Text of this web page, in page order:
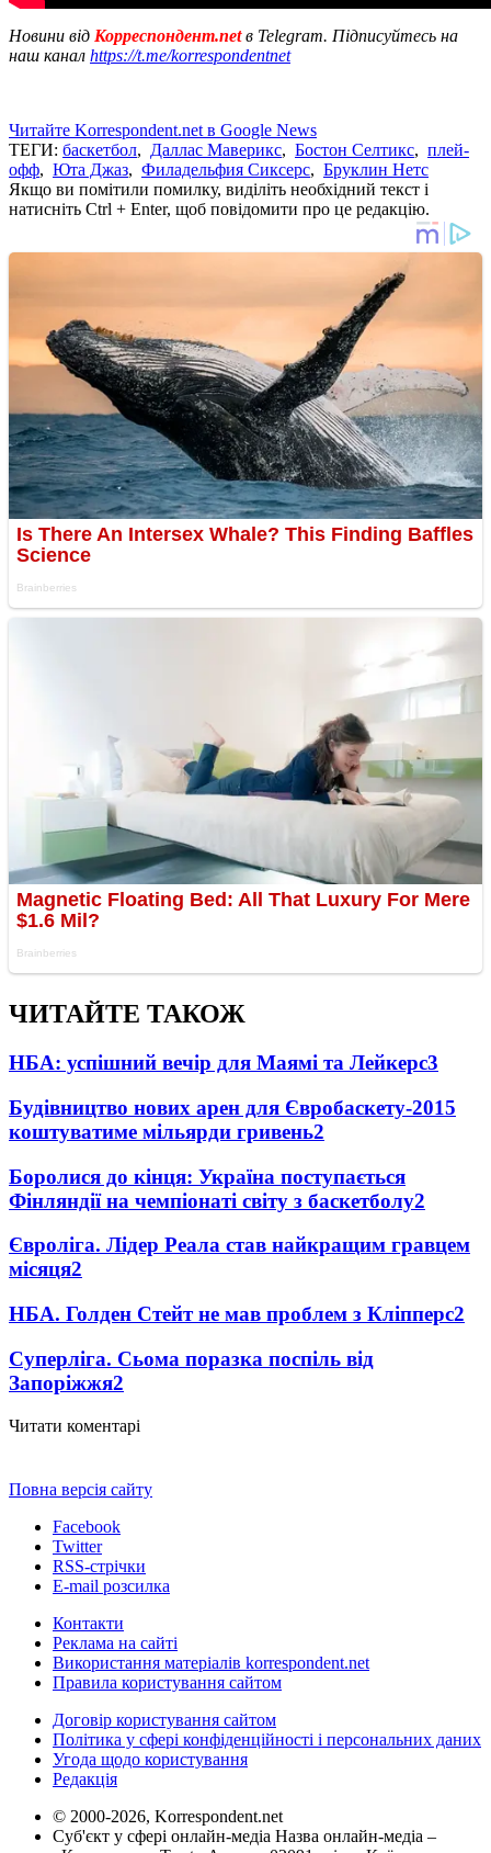
Новини від Корреспондент.netв Telegram. Підписуйтесь на
наш канал https://t.me/korrespondentnet
Читайте Korrespondent.net в Google News
ТЕГИ: баскетбол, Даллас Маверикс, Бостон Селтикс, плей-
офф, Юта Джаз, Филадельфия Сиксерс, Бруклин Нетс
Якщо ви помітили помилку, виділіть необхідний текст і
натисніть Ctrl + Enter, щоб повідомити про це редакцію.
ЧИТАЙТЕ ТАКОЖ
НБА: успішний вечір для Маямі та Лейкерс3
Будівництво нових арен для Євробаскету-2015
коштуватиме мільярди гривень2
Боролися до кінця: Україна поступається
Фінляндії на чемпіонаті світу з баскетболу2
Євроліга. Лідер Реала став найкращим гравцем
місяця2
НБА. Голден Стейт не мав проблем з Кліпперс2
Суперліга. Сьома поразка поспіль від
Запоріжжя2
Читати коментарі
Повна версія сайту
Facebook
Twitter
RSS-стрічки
E-mail розсилка
Контакти
Реклама на сайті
Використання матеріалів korrespondent.net
Правила користування сайтом
Договір користування сайтом
Політика у сфері конфіденційності і персональних даних
Угода щодо користування
Редакція
© 2000-2026, Korrespondent.net
Суб'єкт у сфері онлайн-медіа Назва онлайн-медіа –